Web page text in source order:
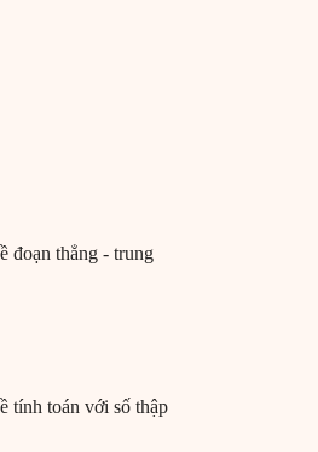
đoạn thẳng - trung
tính toán với số thập